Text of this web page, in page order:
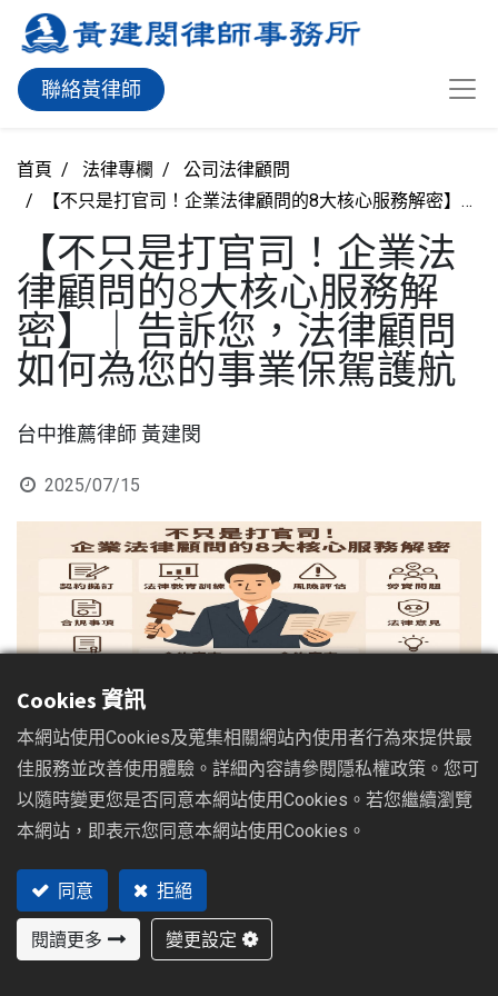
聯絡黃律師
首頁 法律專欄
公司法律顧問
【不只是打官司！企業法律顧問的8大核心服務解密】｜告訴您，法律顧問如何為您的事業保駕護航
【不只是打官司！企業法
律顧問的8大核心服務解
密】｜告訴您，法律顧問
如何為您的事業保駕護航
台中推薦律師 黃建閔
2025/07/15
【不只是打官司！企業法律顧問的
8大核心服務解密】｜告訴您，法
律顧問如何為您的事業保駕護航
前言：從「知道」到「做到」，您的法律夥伴能為您做什麼？
在上一篇文章中，我們建立了「法律顧問是企業的家庭醫師」
Cookies 資訊
本網站使用Cookies及蒐集相關網站內使用者行為來提供最
佳服務並改善使用體驗。詳細內容請參閱隱私權政策。您可
以隨時變更您是否同意本網站使用Cookies。若您繼續瀏覽
本網站，即表示您同意本網站使用Cookies。
同意 拒絕
閱讀更多 變更設定